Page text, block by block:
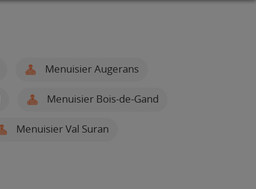
Menuisier Augerans
Menuisier Bois-de-Gand
Menuisier Val Suran